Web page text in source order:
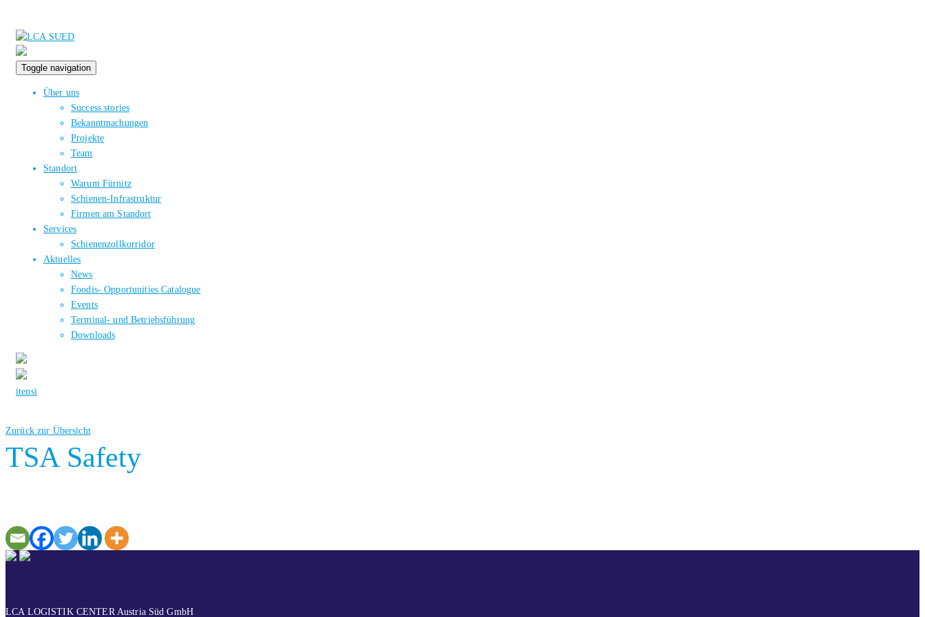
Toggle navigation
Über uns
Success stories
Bekanntmachungen
Projekte
Team
Standort
Warum Fürnitz
Schienen-Infrastruktur
Firmen am Standort
Services
Schienenzollkorridor
Aktuelles
News
Foodis- Opportunities Catalogue
Events
Terminal- und Betriebsführung
Downloads
itensi
Zurück zur Übersicht
TSA Safety
LCA LOGISTIK CENTER Austria Süd GmbH